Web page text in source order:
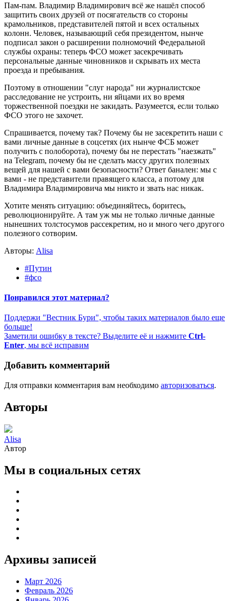
Пам-пам. Владимир Владимирович всё же нашёл способ
защитить своих друзей от посягательств со стороны
крамольников, представителей пятой и всех остальных
колонн. Человек, называющий себя президентом, нынче
подписал закон о расширении полномочий Федеральной
службы охраны: теперь ФСО может засекречивать
персональные данные чиновников и скрывать их места
проезда и пребывания.
Поэтому в отношении "слуг народа" ни журналистское
расследование не устроить, ни яйцами их во время
торжественной поездки не закидать. Разумеется, если только
ФСО этого не захочет.
Спрашивается, почему так? Почему бы не засекретить наши с
вами личные данные в соцсетях (их нынче ФСБ может
получить с полоборота), почему бы не перестать "наезжать"
на Telegram, почему бы не сделать массу других полезных
вещей для нашей с вами безопасности? Ответ банален: мы с
вами - не представители правящего класса, а потому для
Владимира Владимировича мы никто и звать нас никак.
Хотите менять ситуацию: объединяйтесь, боритесь,
революционируйте. А там уж мы не только личные данные
нынешних толстосумов рассекретим, но и много чего другого
полезного сотворим.
Авторы: Alisa
#Путин
#фсо
Понравился этот материал?
Поддержи "Вестник Бури", чтобы таких материалов было еще
больше!
Заметили ошибку в тексте? Выделите её и нажмите Ctrl-
Enter, мы всё исправим
Добавить комментарий
Для отправки комментария вам необходимо авторизоваться.
Авторы
Alisa
Автор
Мы в социальных сетях
Архивы записей
Март 2026
Февраль 2026